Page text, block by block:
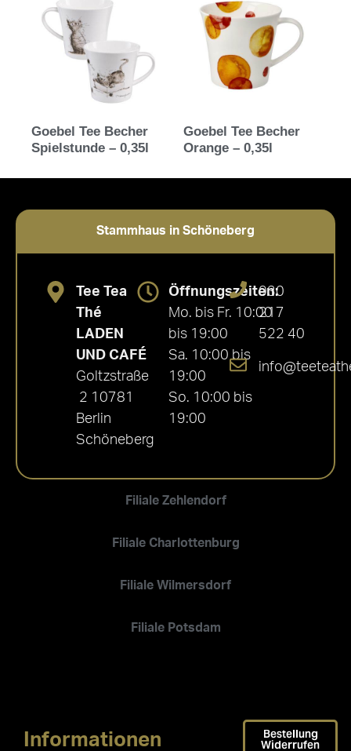
Goebel Tee Becher
Spielstunde – 0,35l
Goebel Tee Becher
Orange – 0,35l
Stammhaus in Schöneberg
Filiale Zehlendorf
Filiale Charlottenburg
Filiale Wilmersdorf
Filiale Potsdam
Tee Tea
Thé
LADEN
UND CAFÉ
Goltzstraße
2 10781
Berlin
Schöneberg
Öffnungszeiten:
Mo. bis Fr. 10:00
bis 19:00
Sa. 10:00 bis
19:00
So. 10:00 bis
19:00
030
217
522 40
Informationen Bestellung
Widerrufen